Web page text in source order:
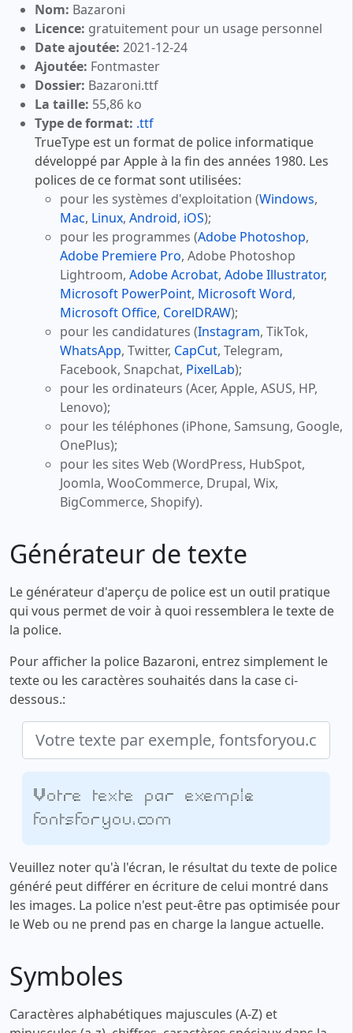
Nom: Bazaroni
Licence: gratuitement pour un usage personnel
Date ajoutée: 2021-12-24
Ajoutée: Fontmaster
Dossier: Bazaroni.ttf
La taille: 55,86 ko
Type de format: .ttf
TrueType est un format de police informatique
développé par Apple à la fin des années 1980. Les
polices de ce format sont utilisées:
pour les systèmes d'exploitation (Windows,
Mac, Linux, Android, iOS);
pour les programmes (Adobe Photoshop,
Adobe Premiere Pro, Adobe Photoshop
Lightroom, Adobe Acrobat, Adobe Illustrator,
Microsoft PowerPoint, Microsoft Word,
Microsoft Office, CorelDRAW);
pour les candidatures (Instagram, TikTok,
WhatsApp, Twitter, CapCut, Telegram,
Facebook, Snapchat, PixelLab);
pour les ordinateurs (Acer, Apple, ASUS, HP,
Lenovo);
pour les téléphones (iPhone, Samsung, Google,
OnePlus);
pour les sites Web (WordPress, HubSpot,
Joomla, WooCommerce, Drupal, Wix,
BigCommerce, Shopify).
Générateur de texte
Le générateur d'aperçu de police est un outil pratique
qui vous permet de voir à quoi ressemblera le texte de
la police.
Pour afficher la police Bazaroni, entrez simplement le
texte ou les caractères souhaités dans la case ci-
dessous.:
Votre texte par exemple,
fontsforyou.com
Veuillez noter qu'à l'écran, le résultat du texte de police
généré peut différer en écriture de celui montré dans
les images. La police n'est peut-être pas optimisée pour
le Web ou ne prend pas en charge la langue actuelle.
Symboles
Caractères alphabétiques majuscules (A-Z) et